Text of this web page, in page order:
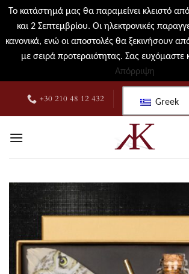
Το κατάστημά μας θα παραμείνει κλειστό
και 2 Σεπτεμβρίου. Οι ηλεκτρονικές
κανονικά, ενώ οι αποστολές θα ξεκινήσουν
με σειρά προτεραιότητας. Σας ευχόμαστε
Απόρριψη
περιεχόμενο
+30 210 48 12 432 Greek